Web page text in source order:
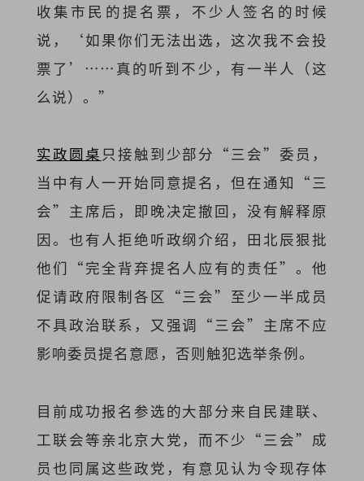
收集市民的提名票，不少人签名的时候
说，‘如果你们无法出选，这次我不会投
票了’……真的听到不少，有一半人（这
么说）。”
实政圆桌 只接触到少部分“三会”委员，
当中有人一开始同意提名，但在通知“三
会”主席后，即晚决定撤回，没有解释原
因。也有人拒绝听政纲介绍，田北辰狠批
他们“完全背弃提名人应有的责任”。他
促请政府限制各区“三会”至少一半成员
不具政治联系，又强调“三会”主席不应
影响委员提名意愿，否则触犯选举条例。
目前成功报名参选的大部分来自民建联、
工联会等亲北京大党，而不少“三会”成
员也同属这些政党，有意见认为令现存体